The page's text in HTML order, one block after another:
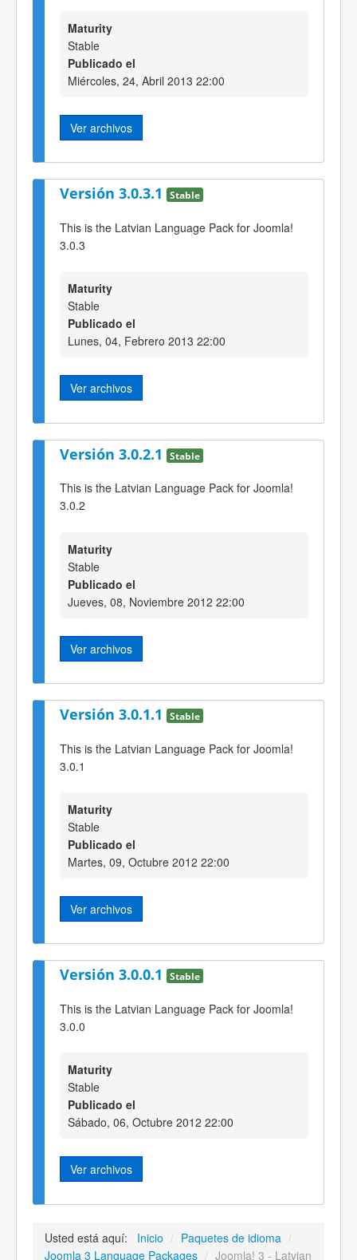
Maturity
Stable
Publicado el
Miércoles, 24, Abril 2013 22:00
Ver archivos
Versión 3.0.3.1 Stable
This is the Latvian Language Pack for Joomla!
3.0.3
Maturity
Stable
Publicado el
Lunes, 04, Febrero 2013 22:00
Ver archivos
Versión 3.0.2.1 Stable
This is the Latvian Language Pack for Joomla!
3.0.2
Maturity
Stable
Publicado el
Jueves, 08, Noviembre 2012 22:00
Ver archivos
Versión 3.0.1.1 Stable
This is the Latvian Language Pack for Joomla!
3.0.1
Maturity
Stable
Publicado el
Martes, 09, Octubre 2012 22:00
Ver archivos
Versión 3.0.0.1 Stable
This is the Latvian Language Pack for Joomla!
3.0.0
Maturity
Stable
Publicado el
Sábado, 06, Octubre 2012 22:00
Ver archivos
Usted está aquí: Inicio / Paquetes de idioma /
Joomla 3 Language Packages / Joomla! 3 - Latvian